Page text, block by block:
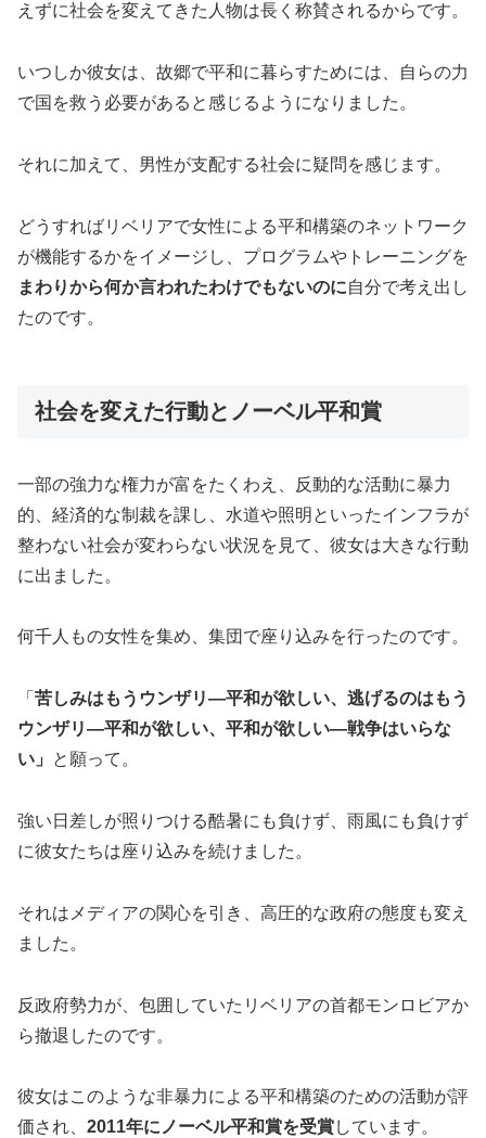
えずに社会を変えてきた人物は長く称賛されるからです。
いつしか彼女は、故郷で平和に暮らすためには、自らの力
で国を救う必要があると感じるようになりました。
それに加えて、男性が支配する社会に疑問を感じます。
どうすればリベリアで女性による平和構築のネットワーク
が機能するかをイメージし、プログラムやトレーニングを
まわりから何か言われたわけでもないのに自分で考え出し
たのです。
社会を変えた行動とノーベル平和賞
一部の強力な権力が富をたくわえ、反動的な活動に暴力
的、経済的な制裁を課し、水道や照明といったインフラが
整わない社会が変わらない状況を見て、彼女は大きな行動
に出ました。
何千人もの女性を集め、集団で座り込みを行ったのです。
「 苦しみはもうウンザリ―平和が欲しい、逃げるのはもう
ウンザリ―平和が欲しい、平和が欲しい―戦争はいらな
い」
と願って。
強い日差しが照りつける酷暑にも負けず、雨風にも負けず
に彼女たちは座り込みを続けました。
それはメディアの関心を引き、高圧的な政府の態度も変え
ました。
反政府勢力が、包囲していたリベリアの首都モンロビアか
ら撤退したのです。
彼女はこのような非暴力による平和構築のための活動が評
価され、 2011年にノーベル平和賞を受賞しています。